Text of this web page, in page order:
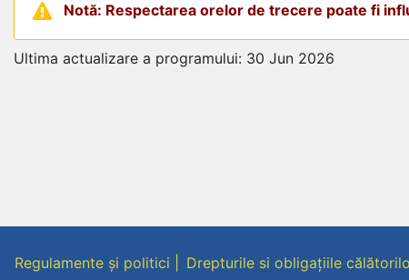
Notă: Respectarea orelor de trecere poate fi
Ultima actualizare a programului: 30 Jun 2026
Regulamente și politici Drepturile si obligațiile